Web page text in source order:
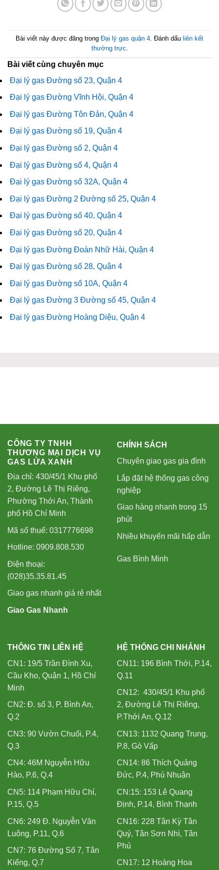
Bài viết này được đăng trong Đại lý gas quận 4 . Đánh dấu liên kết
thường trực
Bài viết cùng chuyên mục
Đại lý gas Đường số 23, Quận 4
Đại lý gas Đường Vĩnh Hội, Quận 4
Đại lý gas Đường Tôn Đản, Quận 4
Đại lý gas Đường số 19, Quận 4
Đại lý gas Đường số 2, Quận 4
Đại lý gas Đường số 4, Quận 4
Đại lý gas Đường số 32A, Quận 4
Đại lý gas Đường 2 Đường số 25, Quận 4
Đại lý gas Đường số 40, Quận 4
Đại lý gas Đường số 20, Quận 4
Đại lý gas Đường Đoàn Nhữ Hài, Quận 4
Đại lý gas Đường số 28, Quận 4
Đại lý gas Đường số 10A, Quận 4
Đại lý gas Đường 3 Đường số 45, Quận 4
Đại lý gas Đường Hoàng Diệu, Quận 4
CÔNG TY TNHH
THƯƠNG MẠI DỊCH VỤ
GAS LỬA XANH
Địa chỉ: 430/45/1 Khu phố
2, Đường Lê Thị Riêng,
Phường Thới An, Thành
phố Hồ Chí Minh
Mã số thuế: 0317776698
Hotline: 0909.808.530
Điện thoại:
(028)35.35.81.45
Giao gas nhanh giá rẻ nhất
Giao Gas Nhanh
CHÍNH SÁCH
Chuyên giao gas gia đình
Lắp đặt hệ thống gas công
nghiệp
Giao hàng nhanh trong 15
phút
Nhiều khuyến mãi hấp dẫn
Gas Bình Minh
THÔNG TIN LIÊN HỆ
CN1: 19/5 Trần Đình Xu,
Cầu Kho, Quận 1, Hồ Chí
Minh
CN2: Đ. số 3, P. Bình An,
Q.2
CN3: 90 Vườn Chuối, P.4,
Q.3
CN4: 46M Nguyễn Hữu
Hào, P.6, Q.4
CN5: 114 Phạm Hữu Chí,
P.15, Q.5
CN6: 249 Đ. Nguyễn Văn
Luông, P.11, Q.6
CN7: 76 Đường Số 7, Tân
Kiểng, Q.7
HỆ THỐNG CHI NHÁNH
CN11: 196 Bình Thới, P.14,
Q.11
CN12: 430/45/1 Khu phố
2, Đường Lê Thị Riêng,
P.Thới An, Q.12
CN13: 1132 Quang Trung,
P.8, Gò Vấp
CN14: 86 Thích Quảng
Đức, P.4, Phú Nhuận
CN:15: 153 Lê Quang
Định, P.14, Bình Thạnh
CN16: 228 Tân Kỳ Tân
Quý, Tân Sơn Nhì, Tân
Phú
CN17: 12 Hoàng Hoa